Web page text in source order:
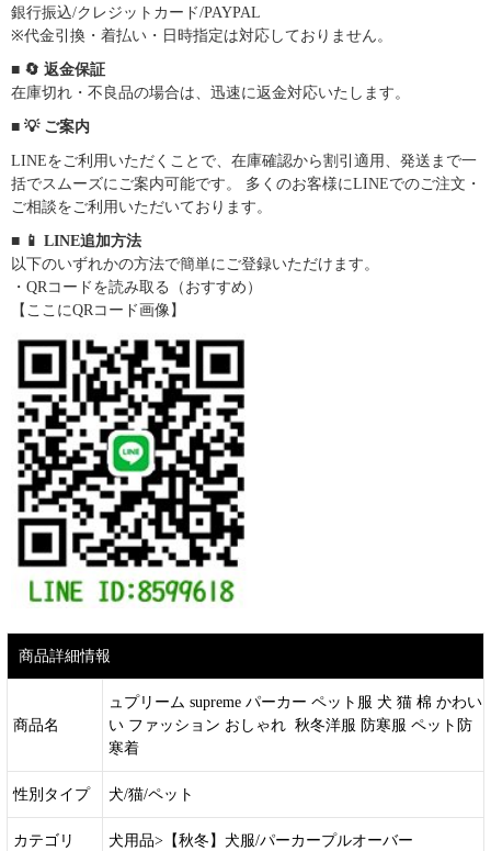
銀行振込/クレジットカード/PAYPAL
※代金引換・着払い・日時指定は対応しておりません。
■ 🔄 返金保証
在庫切れ・不良品の場合は、迅速に返金対応いたします。
■ 💡 ご案内
LINEをご利用いただくことで、在庫確認から割引適用、発送まで一
括でスムーズにご案内可能です。 多くのお客様にLINEでのご注文・
ご相談をご利用いただいております。
■ 📱 LINE追加方法
以下のいずれかの方法で簡単にご登録いただけます。
・QRコードを読み取る（おすすめ）
【ここにQRコード画像】
商品詳細情報
商品名
ュプリーム supreme パーカー ペット服 犬 猫 棉 かわい
い ファッション おしゃれ 秋冬洋服 防寒服 ペット防
寒着
性別タイプ 犬/猫/ペット
カテゴリ 犬用品>【秋冬】犬服/パーカープルオーバー